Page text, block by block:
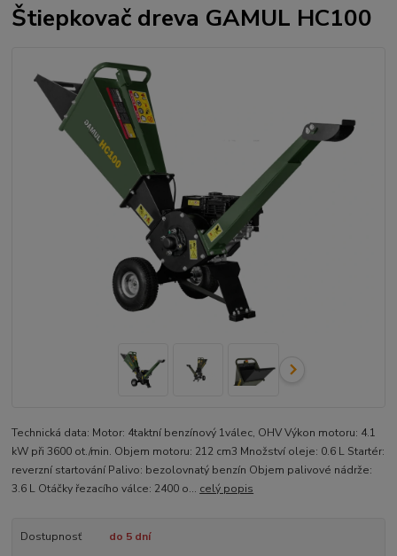
Štiepkovač dreva GAMUL HC100
Technická data: Motor: 4taktní benzínový 1válec, OHV Výkon motoru: 4.1
kW při 3600 ot./min. Objem motoru: 212 cm3 Množství oleje: 0.6 L Startér:
reverzní startování Palivo: bezolovnatý benzín Objem palivové nádrže:
3.6 L Otáčky řezacího válce: 2400 o... celý popis
Dostupnosť do 5 dní